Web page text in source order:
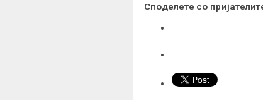
Споделете со